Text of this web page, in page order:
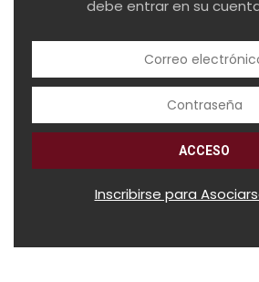
debe entrar en su
Inscribirse para